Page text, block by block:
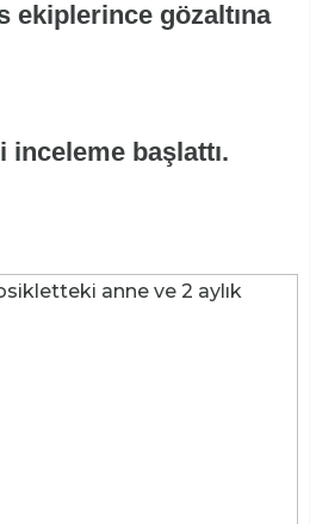
ekiplerince gözaltına
başlattı.